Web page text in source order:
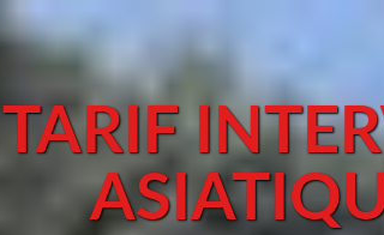
TARIF